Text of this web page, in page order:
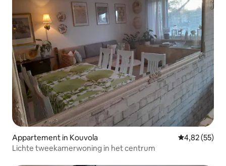
Appartement in Kouvola Gemiddelde
4,82 (55)
Lichte tweekamerwoning in het centrum